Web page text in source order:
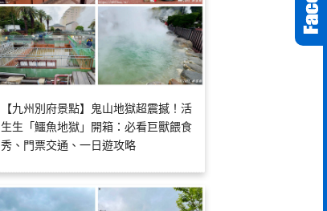
【九州別府景點】鬼山地獄超震撼！活
生生「鱷魚地獄」開箱：必看巨獸餵食
秀、門票交通、一日遊攻略